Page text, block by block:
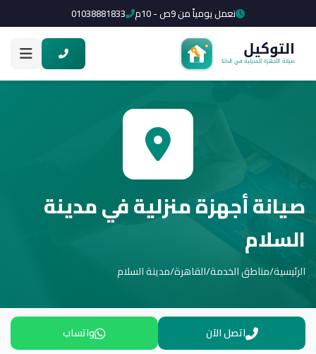
نعمل يومياً من 9ص - 10م 01038881833
صيانة أجهزة منزلية في مدينة
السلام
الرئيسية/مناطق الخدمة/القاهرة/مدينة السلام
اتصل الآن واتساب